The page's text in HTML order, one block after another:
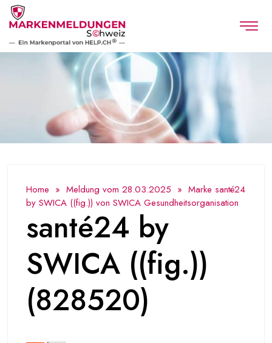
Home » Meldung vom 28.03.2025 » Marke santé24
by SWICA ((fig.)) von SWICA Gesundheitsorganisation
santé24 by
SWICA ((fig.))
(828520)